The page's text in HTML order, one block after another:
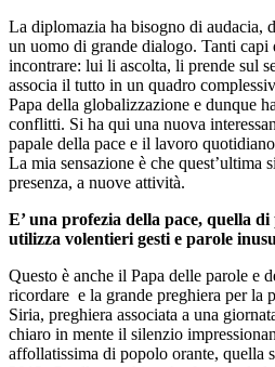
La diplomazia ha bisogno di audacia,
un uomo di grande dialogo. Tanti
incontrare: lui li ascolta, li prende sul
associa il tutto in un quadro
Papa della globalizzazione e dunque
conflitti. Si ha qui una nuova
papale della pace e il lavoro
La mia sensazione è che quest’ultima
presenza, a nuove attività.
E’ una profezia della pace, quella di
utilizza volentieri gesti e parole
Questo è anche il Papa delle parole e
ricordare e la grande preghiera per la
Siria, preghiera associata a una
chiaro in mente il silenzio
affollatissima di popolo orante, quella